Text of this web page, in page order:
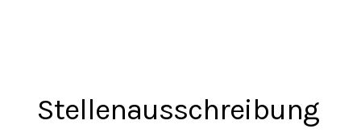
Stellenausschreibung